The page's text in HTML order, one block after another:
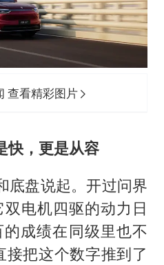
查看精彩图片
快，更是从容
底盘说起。开过问界
电机四驱的动力日
成绩在同级里也不
接把这个数字推到了